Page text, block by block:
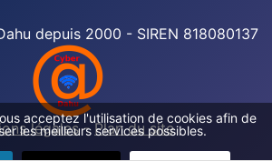
depuis 2000 - SIREN 818080137
légales-Plan du site
acceptez l'utilisation de cookies afin de
les meilleurs services possibles.